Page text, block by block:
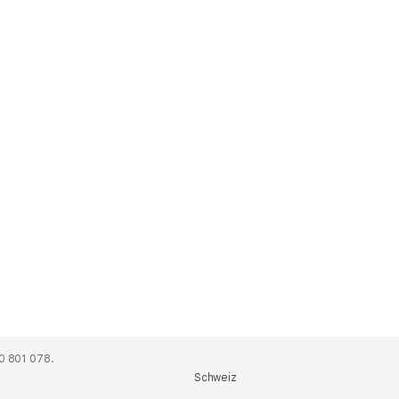
801 078.
Schweiz